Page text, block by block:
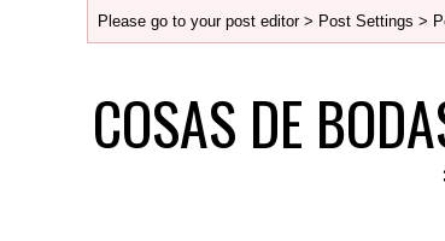
Please go to your post editor > Post Settings >
COSAS DE